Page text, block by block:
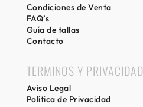
Condiciones de Venta
FAQ’s
Guía de tallas
Contacto
TERMINOS Y PRIVACIDAD
Aviso Legal
Política de Privacidad